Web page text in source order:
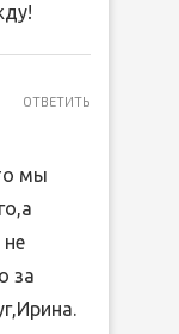
мы
не
за
ОТВЕТИТЬ